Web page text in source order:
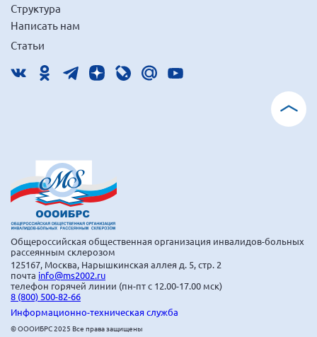
Структура
Написать нам
Статьи
Общероссийская общественная организация инвалидов-больных
рассеянным склерозом
125167, Москва, Нарышкинская аллея д. 5, стр. 2
почта info@ms2002.ru
телефон горячей линии (пн-пт с 12.00-17.00 мск)
8 (800) 500-82-66
Информационно-техническая служба
© ОООИБРС 2025 Все права защищены